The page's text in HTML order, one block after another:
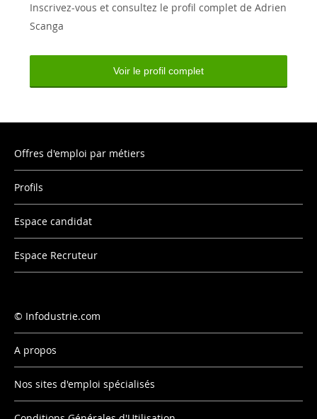
Inscrivez-vous et consultez le profil complet de Adrien
Scanga
Voir le profil complet
Offres d'emploi par métiers
Profils
Espace candidat
Espace Recruteur
Infodustrie.com
A propos
Nos sites d'emploi spécialisés